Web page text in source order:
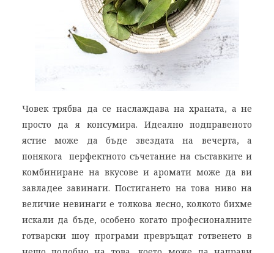
Човек трябва да се наслаждава на храната, а не
просто да я консумира. Идеално подправеното
ястие може да бъде звездата на вечерта, а
понякога перфектното съчетание на съставките и
комбиниране на вкусове и аромати може да ви
завладее завинаги. Постигането на това ниво на
величие невинаги е толкова лесно, колкото бихме
искали да бъде, особено когато професионалните
готварски шоу програми превръщат готвенето в